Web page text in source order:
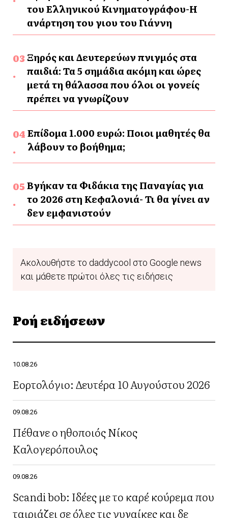
του Ελληνικού Κινηματογράφου-Η
ανάρτηση του γιου του Γιάννη
Ξηρός και Δευτερεύων πνιγμός στα
παιδιά: Τα 5 σημάδια ακόμη και ώρες
μετά τη θάλασσα που όλοι οι γονείς
πρέπει να γνωρίζουν
Επίδομα 1.000 ευρώ: Ποιοι μαθητές θα
λάβουν το βοήθημα;
Βγήκαν τα Φιδάκια της Παναγίας για
το 2026 στη Κεφαλονιά- Τι θα γίνει αν
δεν εμφανιστούν
Ακολουθήστε το daddycool στο Google news
και μάθετε πρώτοι όλες τις ειδήσεις
Ροή ειδήσεων
10.08.26
Εορτολόγιο: Δευτέρα 10 Αυγούστου 2026
09.08.26
Πέθανε ο ηθοποιός Νίκος
Καλογερόπουλος
09.08.26
Scandi bob: Ιδέες με το καρέ κούρεμα που
ταιριάζει σε όλες τις γυναίκες και δε